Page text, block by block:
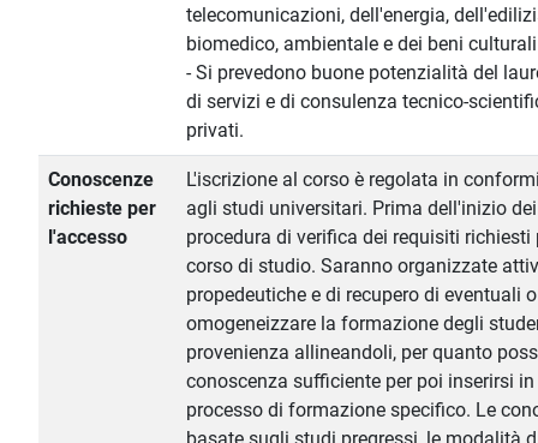
telecomunicazioni, dell'energia,
biomedico, ambientale e dei beni
- Si prevedono buone potenzialità del
di servizi e di consulenza tecnico-
privati.
Conoscenze
richieste per
l'accesso
L'iscrizione al corso è regolata in
agli studi universitari. Prima dell'inizio
procedura di verifica dei requisiti
corso di studio. Saranno organizzate
propedeutiche e di recupero di eventuali
omogeneizzare la formazione degli
provenienza allineandoli, per quanto
conoscenza sufficiente per poi inserirsi
processo di formazione specifico. Le